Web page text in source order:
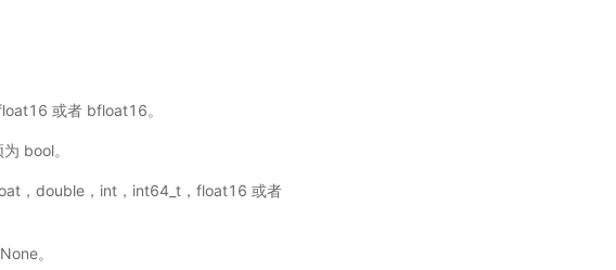
或者 bfloat16。
bool。
，double，int，int64_t，float16 或者
。